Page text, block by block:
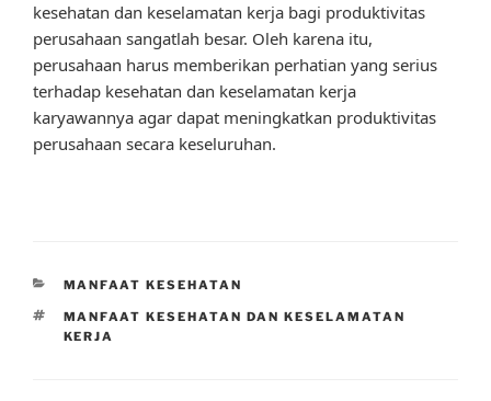
kesehatan dan keselamatan kerja bagi produktivitas
perusahaan sangatlah besar. Oleh karena itu,
perusahaan harus memberikan perhatian yang serius
terhadap kesehatan dan keselamatan kerja
karyawannya agar dapat meningkatkan produktivitas
perusahaan secara keseluruhan.
CATEGORIES
MANFAAT KESEHATAN
TAGS
MANFAAT KESEHATAN DAN KESELAMATAN
KERJA